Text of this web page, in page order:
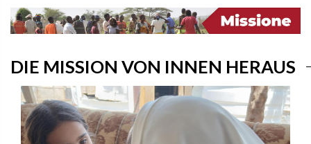
DIE MISSION VON INNEN HERAUS